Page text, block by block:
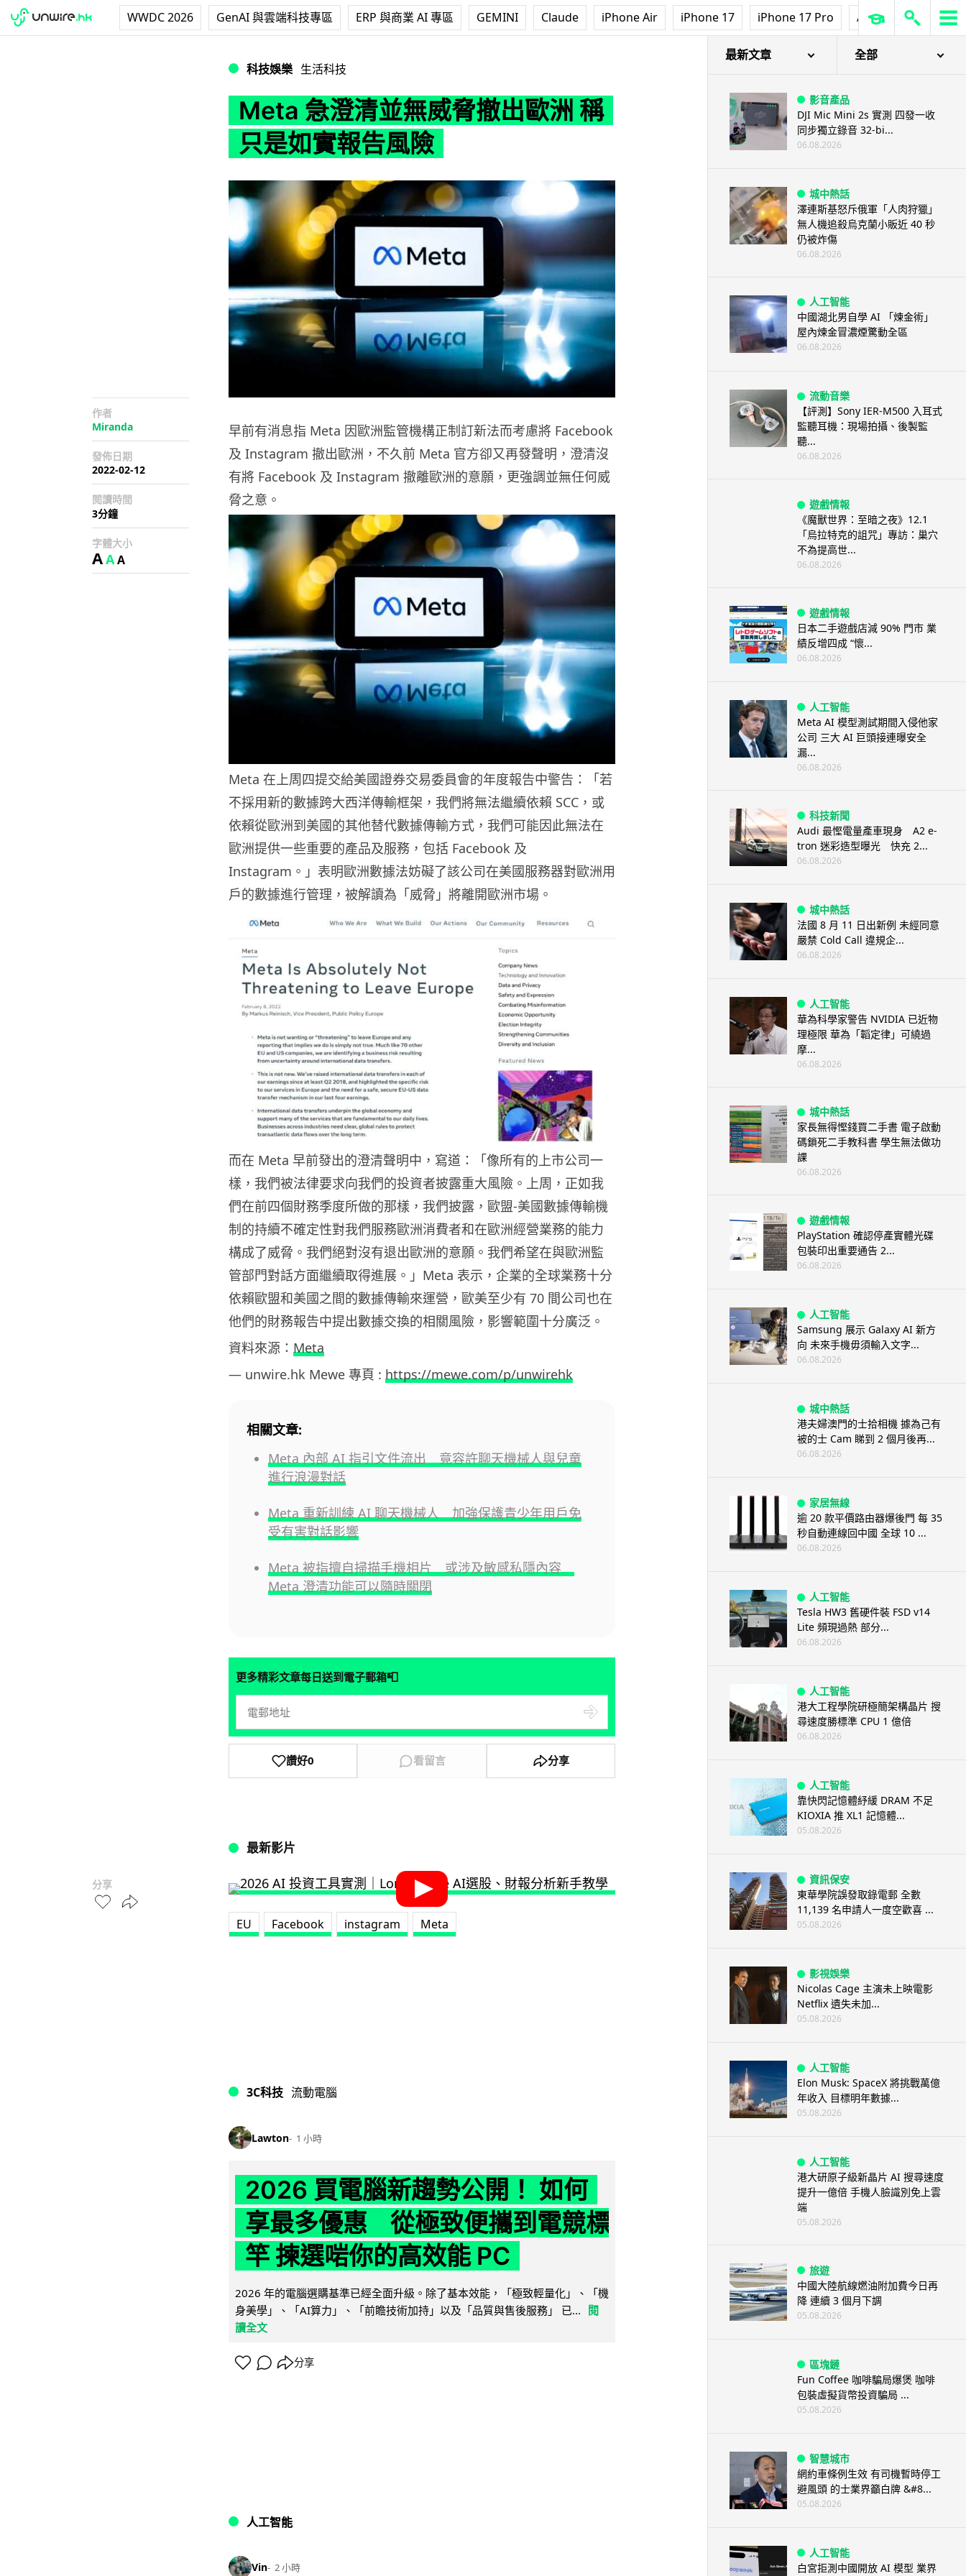
WWDC 2026 GenAI 與雲端科技專區 ERP 與商業 AI 專區 GEMINI Claude iPhone Air iPhone 17 iPhone 17 Pro AirPods Pro 3
科技娛樂 生活科技
Meta 急澄清並無威脅撤出歐洲 稱
只是如實報告風險
作者
Miranda
發佈日期
2022-02-12
閱讀時間
3分鐘
字體大小
AAA
分享
早前有消息指 Meta 因歐洲監管機構正制訂新法而考慮將 Facebook
及 Instagram 撤出歐洲，不久前 Meta 官方卻又再發聲明，澄清沒
有將 Facebook 及 Instagram 撤離歐洲的意願，更強調並無任何威
脅之意。
Meta 在上周四提交給美國證券交易委員會的年度報告中警告：「若
不採用新的數據跨大西洋傳輸框架，我們將無法繼續依賴 SCC，或
依賴從歐洲到美國的其他替代數據傳輸方式，我們可能因此無法在
歐洲提供一些重要的產品及服務，包括 Facebook 及
Instagram。」表明歐洲數據法妨礙了該公司在美國服務器對歐洲用
戶的數據進行管理，被解讀為「威脅」將離開歐洲市場。
而在 Meta 早前發出的澄清聲明中，寫道：「像所有的上市公司一
樣，我們被法律要求向我們的投資者披露重大風險。上周，正如我
們在前四個財務季度所做的那樣，我們披露，歐盟-美國數據傳輸機
制的持續不確定性對我們服務歐洲消費者和在歐洲經營業務的能力
構成了威脅。我們絕對沒有退出歐洲的意願。我們希望在與歐洲監
管部門對話方面繼續取得進展。」Meta 表示，企業的全球業務十分
依賴歐盟和美國之間的數據傳輸來運營，歐美至少有 70 間公司也在
他們的財務報告中提出數據交換的相關風險，影響範圍十分廣泛。
資料來源： Meta
— unwire.hk Mewe 專頁 : https://mewe.com/p/unwirehk
相關文章:
Meta 內部 AI 指引文件流出 竟容許聊天機械人與兒童
進行浪漫對話
Meta 重新訓練 AI 聊天機械人 加強保護青少年用戶免
受有害對話影響
Meta 被指擅自掃描手機相片 或涉及敏感私隱內容
Meta 澄清功能可以隨時關閉
更多精彩文章每日送到電子郵箱📮
讚好0 看留言 分享
最新影片
EU Facebook instagram Meta
3C科技 流動電腦
Lawton 1 小時
2026 買電腦新趨勢公開！ 如何
享最多優惠 從極致便攜到電競標
竿 揀選啱你的高效能 PC
2026 年的電腦選購基準已經全面升級。除了基本效能，「極致輕量化」、「機
身美學」、「AI算力」、「前瞻技術加持」以及「品質與售後服務」 已...
閱
讀全文
分享
人工智能
Vin 2 小時
最新文章 全部
影音產品
DJI Mic Mini 2s 實測 四發一收
同步獨立錄音 32-bi...
06.08.2026
城中熱話
澤連斯基怒斥俄軍「人肉狩獵」
無人機追殺烏克蘭小販近 40 秒
仍被炸傷
06.08.2026
人工智能
中國湖北男自學 AI 「煉金術」
屋內煉金冒濃煙驚動全區
06.08.2026
流動音樂
【評測】Sony IER-M500 入耳式
監聽耳機：現場拍攝、後製監
聽...
06.08.2026
遊戲情報
《魔獸世界：至暗之夜》12.1
「烏拉特克的詛咒」專訪：巢穴
不為提高世...
06.08.2026
遊戲情報
日本二手遊戲店減 90% 門市 業
績反增四成 “懷...
06.08.2026
人工智能
Meta AI 模型測試期間入侵他家
公司 三大 AI 巨頭接連曝安全
漏...
06.08.2026
科技新聞
Audi 最慳電量產車現身 A2 e-
tron 迷彩造型曝光 快充 2...
06.08.2026
城中熱話
法國 8 月 11 日出新例 未經同意
嚴禁 Cold Call 違規企...
06.08.2026
人工智能
華為科學家警告 NVIDIA 已近物
理極限 華為「韜定律」可繞過
摩...
06.08.2026
城中熱話
家長無得慳錢買二手書 電子啟動
碼鎖死二手教科書 學生無法做功
課
06.08.2026
遊戲情報
PlayStation 確認停產實體光碟
包裝印出重要通告 2...
06.08.2026
人工智能
Samsung 展示 Galaxy AI 新方
向 未來手機毋須輸入文字...
06.08.2026
城中熱話
港夫婦澳門的士拾相機 據為己有
被的士 Cam 睇到 2 個月後再...
06.08.2026
家居無線
逾 20 款平價路由器爆後門 每 35
秒自動連線回中國 全球 10 ...
06.08.2026
人工智能
Tesla HW3 舊硬件裝 FSD v14
Lite 頻現過熱 部分...
06.08.2026
人工智能
港大工程學院研極簡架構晶片 搜
尋速度勝標準 CPU 1 億倍
06.08.2026
人工智能
靠快閃記憶體紓緩 DRAM 不足
KIOXIA 推 XL1 記憶體...
05.08.2026
資訊保安
東華學院誤發取錄電郵 全數
11,139 名申請人一度空歡喜 ...
05.08.2026
影視娛樂
Nicolas Cage 主演未上映電影
Netflix 遺失未加...
05.08.2026
人工智能
Elon Musk: SpaceX 將挑戰萬億
年收入 目標明年數據...
05.08.2026
人工智能
港大研原子級新晶片 AI 搜尋速度
提升一億倍 手機人臉識別免上雲
端
05.08.2026
旅遊
中國大陸航線燃油附加費今日再
降 連續 3 個月下調
05.08.2026
區塊鏈
Fun Coffee 咖啡騙局爆煲 咖啡
包裝虛擬貨幣投資騙局 ...
05.08.2026
智慧城市
網約車條例生效 有司機暫時停工
避風頭 的士業界籲白牌 &#8...
05.08.2026
人工智能
白宮拒測中國開放 AI 模型 業界